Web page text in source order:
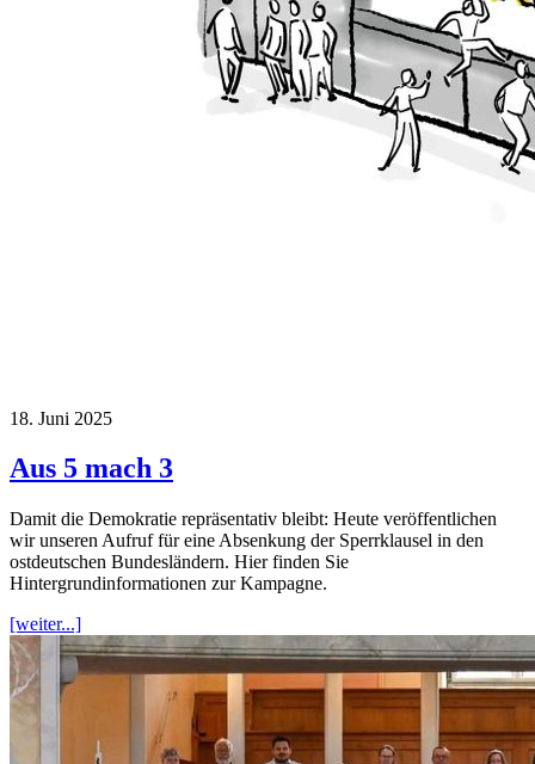
18. Juni 2025
Aus 5 mach 3
Damit die Demokratie repräsentativ bleibt: Heute veröffentlichen
wir unseren Aufruf für eine Absenkung der Sperrklausel in den
ostdeutschen Bundesländern. Hier finden Sie
Hintergrundinformationen zur Kampagne.
[weiter...]